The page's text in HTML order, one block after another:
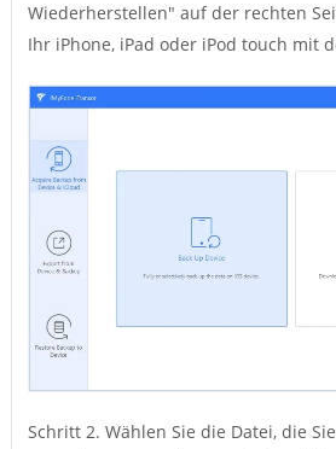
Wiederherstellen" auf der rechten
Ihr iPhone, iPad oder iPod touch mit
Schritt 2. Wählen Sie die Datei, die